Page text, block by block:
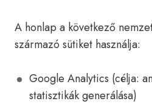
A honlap a következő
származó sütiket használja:
Google Analytics (célja:
statisztikák generálása)